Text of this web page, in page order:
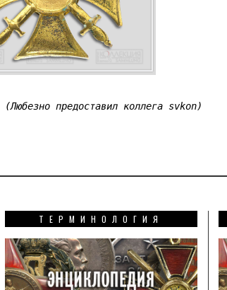
(Любезно предоставил коллега svkon)
ТЕРМИНОЛОГИЯ